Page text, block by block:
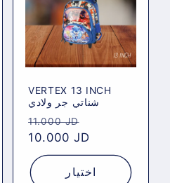
VERTEX 13 INCH
شناتي جر ولادي
Regular
price
11.000 JD
price
10.000 JD
اختيار